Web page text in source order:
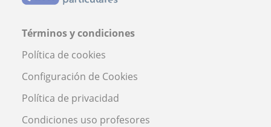
Términos y condiciones
Política de cookies
Configuración de Cookies
Política de privacidad
Condiciones uso profesores